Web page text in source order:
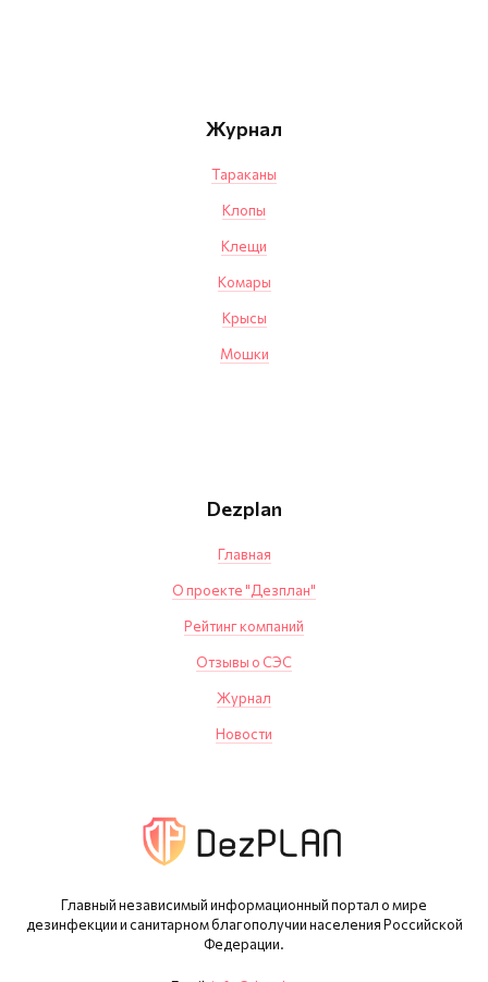
Главный независимый информационный портал о мире
дезинфекции и санитарном благополучии населения Российской
Федерации.
Dezplan
Главная
О проекте "Дезплан"
Рейтинг компаний
Отзывы о СЭС
Журнал
Новости
Журнал
Тараканы
Клопы
Клещи
Комары
Крысы
Мошки